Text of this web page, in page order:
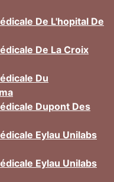
De L'hopital De
De La Croix
Du
Dupont Des
Eylau Unilabs
Eylau Unilabs